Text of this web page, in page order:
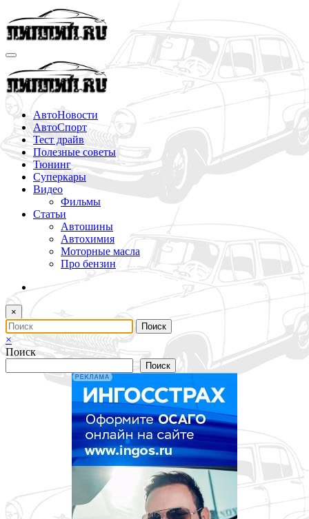
Перейти
к
содержимому
АвтоНовости
АвтоСпорт
Тест драйв
Полезные советы
Тюнинг
Суперкары
Видео
Фильмы
Статьи
Автошины
Автохимия
Моторные масла
Про бензин
×
×
Поиск
Поиск